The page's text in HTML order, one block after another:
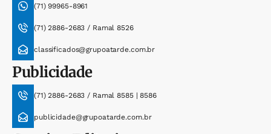
(71) 99965-8961
(71) 2886-2683 / Ramal 8526
classificados@grupoatarde.com.br
Publicidade
(71) 2886-2683 / Ramal 8585 | 8586
publicidade@grupoatarde.com.br